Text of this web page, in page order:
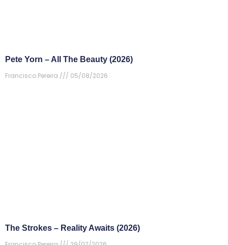
Pete Yorn – All The Beauty (2026)
Francisco Pereira
05/08/2026
The Strokes – Reality Awaits (2026)